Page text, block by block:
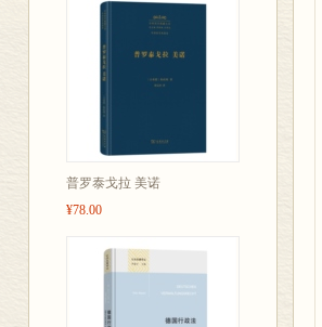
普罗泰戈拉 美诺
¥78.00